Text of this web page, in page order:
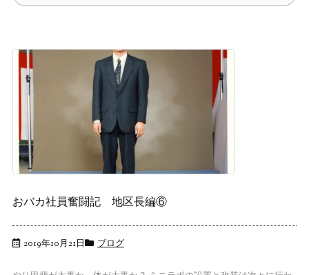
おバカ社員奮闘記 地区長編⑥
2019年10月21日 ブログ